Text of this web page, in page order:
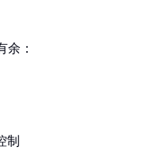
余：
制